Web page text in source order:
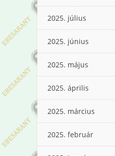
2025. július
2025. június
2025. május
2025. április
2025. március
2025. február